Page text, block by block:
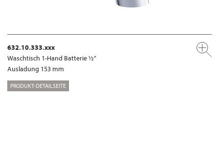
632.10.333.xxx
Waschtisch 1-Hand Batterie ½“
Ausladung 153 mm
PRODUKT-DETAILSEITE